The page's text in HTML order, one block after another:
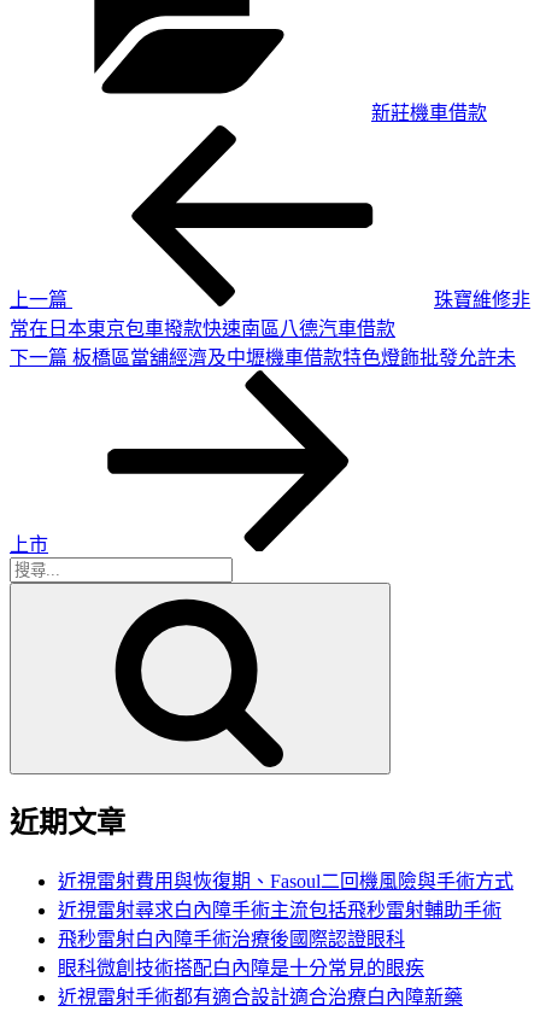
新莊機車借款
上一篇
珠寶維修非
常在日本東京包車撥款快速南區八德汽車借款
下
下一篇 板橋區當舖經濟及中壢機車借款特色燈飾批發允許未
上市
搜
近期文章
近視雷射費用與恢復期、Fasoul二回機風險與手術方式
近視雷射尋求白內障手術主流包括飛秒雷射輔助手術
飛秒雷射白內障手術治療後國際認證眼科
眼科微創技術搭配白內障是十分常見的眼疾
近視雷射手術都有適合設計適合治療白內障新藥